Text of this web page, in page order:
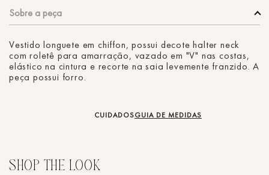
Vestido longuete em chiffon, possui decote halter neck
com roletê para amarração, vazado em "V" nas costas,
elástico na cintura e recorte na saia levemente franzido. A
peça possui forro.
CUIDADOSGUIA DE MEDIDAS